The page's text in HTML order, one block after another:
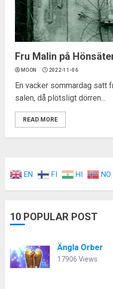
Fru Malin på
MOON 2022-11-06
En vacker sommardag satt
salen, då plötsligt dörren...
READ MORE
EN FI HI NO
10 POPULAR POST
Ängla Orber
17906 Views